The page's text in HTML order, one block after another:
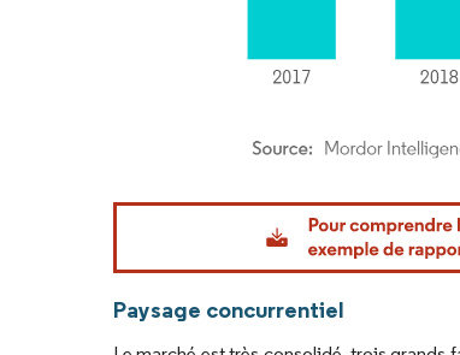
Image © Mordor Intelligence. La réutilisation nécessite
Paysage concurrentiel